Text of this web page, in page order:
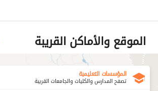
الموقع والأماكن القريبة
المؤسسات التعليمية
تصفح المدارس والكليات والجامعات القريبة